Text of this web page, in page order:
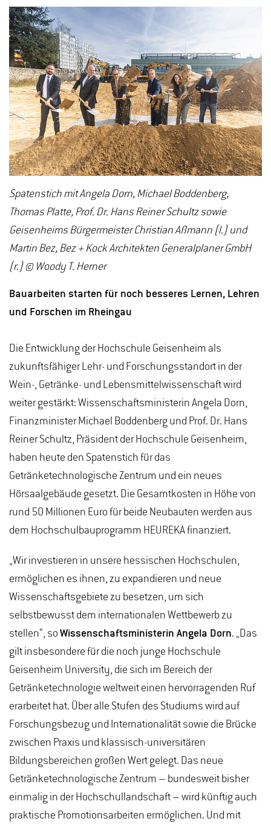
Spatenstich mit Angela Dorn, Michael Boddenberg,
Thomas Platte, Prof. Dr. Hans Reiner Schultz sowie
Geisenheims Bürgermeister Christian Aßmann (l.) und
Martin Bez, Bez + Kock Architekten Generalplaner GmbH
(r.) © Woody T. Herner
Bauarbeiten starten für noch besseres Lernen, Lehren
und Forschen im Rheingau
Die Entwicklung der Hochschule Geisenheim als
zukunftsfähiger Lehr- und Forschungsstandort in der
Wein-, Getränke- und Lebensmittelwissenschaft wird
weiter gestärkt: Wissenschaftsministerin Angela Dorn,
Finanzminister Michael Boddenberg und Prof. Dr. Hans
Reiner Schultz, Präsident der Hochschule Geisenheim,
haben heute den Spatenstich für das
Getränketechnologische Zentrum und ein neues
Hörsaalgebäude gesetzt. Die Gesamtkosten in Höhe von
rund 50 Millionen Euro für beide Neubauten werden aus
dem Hochschulbauprogramm HEUREKA finanziert.
„Wir investieren in unsere hessischen Hochschulen,
ermöglichen es ihnen, zu expandieren und neue
Wissenschaftsgebiete zu besetzen, um sich
selbstbewusst dem internationalen Wettbewerb zu
stellen“, so Wissenschaftsministerin Angela Dorn. „Das
gilt insbesondere für die noch junge Hochschule
Geisenheim University, die sich im Bereich der
Getränketechnologie weltweit einen hervorragenden Ruf
erarbeitet hat. Über alle Stufen des Studiums wird auf
Forschungsbezug und Internationalität sowie die Brücke
zwischen Praxis und klassisch-universitären
Bildungsbereichen großen Wert gelegt. Das neue
Getränketechnologische Zentrum – bundesweit bisher
einmalig in der Hochschullandschaft – wird künftig auch
praktische Promotionsarbeiten ermöglichen. Und mit